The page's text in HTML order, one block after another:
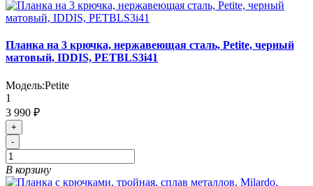
Планка на 3 крючка, нержавеющая сталь, Petite, черный
матовый, IDDIS, PETBLS3i41
Модель:Petite
1
3 990 ₽
+
-
В корзину